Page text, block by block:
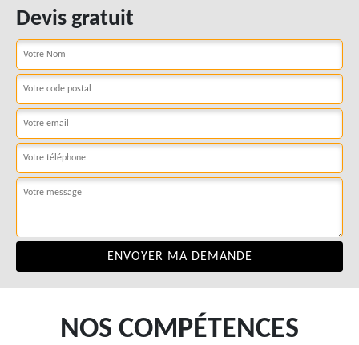
Devis gratuit
NOS COMPÉTENCES